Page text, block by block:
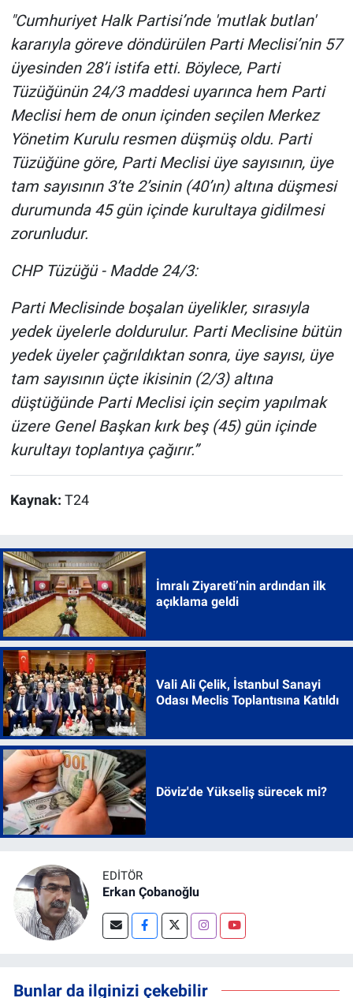
"Cumhuriyet Halk Partisi’nde 'mutlak butlan'
kararıyla göreve döndürülen Parti Meclisi’nin 57
üyesinden 28’i istifa etti. Böylece, Parti
Tüzüğünün 24/3 maddesi uyarınca hem Parti
Meclisi hem de onun içinden seçilen Merkez
Yönetim Kurulu resmen düşmüş oldu. Parti
Tüzüğüne göre, Parti Meclisi üye sayısının, üye
tam sayısının 3’te 2’sinin (40’ın) altına düşmesi
durumunda 45 gün içinde kurultaya gidilmesi
zorunludur.
CHP Tüzüğü - Madde 24/3:
Parti Meclisinde boşalan üyelikler, sırasıyla
yedek üyelerle doldurulur. Parti Meclisine bütün
yedek üyeler çağrıldıktan sonra, üye sayısı, üye
tam sayısının üçte ikisinin (2/3) altına
düştüğünde Parti Meclisi için seçim yapılmak
üzere Genel Başkan kırk beş (45) gün içinde
kurultayı toplantıya çağırır.”
Kaynak: T24
İmralı Ziyareti’nin ardından ilk
açıklama geldi
Vali Ali Çelik, İstanbul Sanayi
Odası Meclis Toplantısına Katıldı
Döviz'de Yükseliş sürecek mi?
EDITÖR
Erkan Çobanoğlu
Bunlar da ilginizi çekebilir